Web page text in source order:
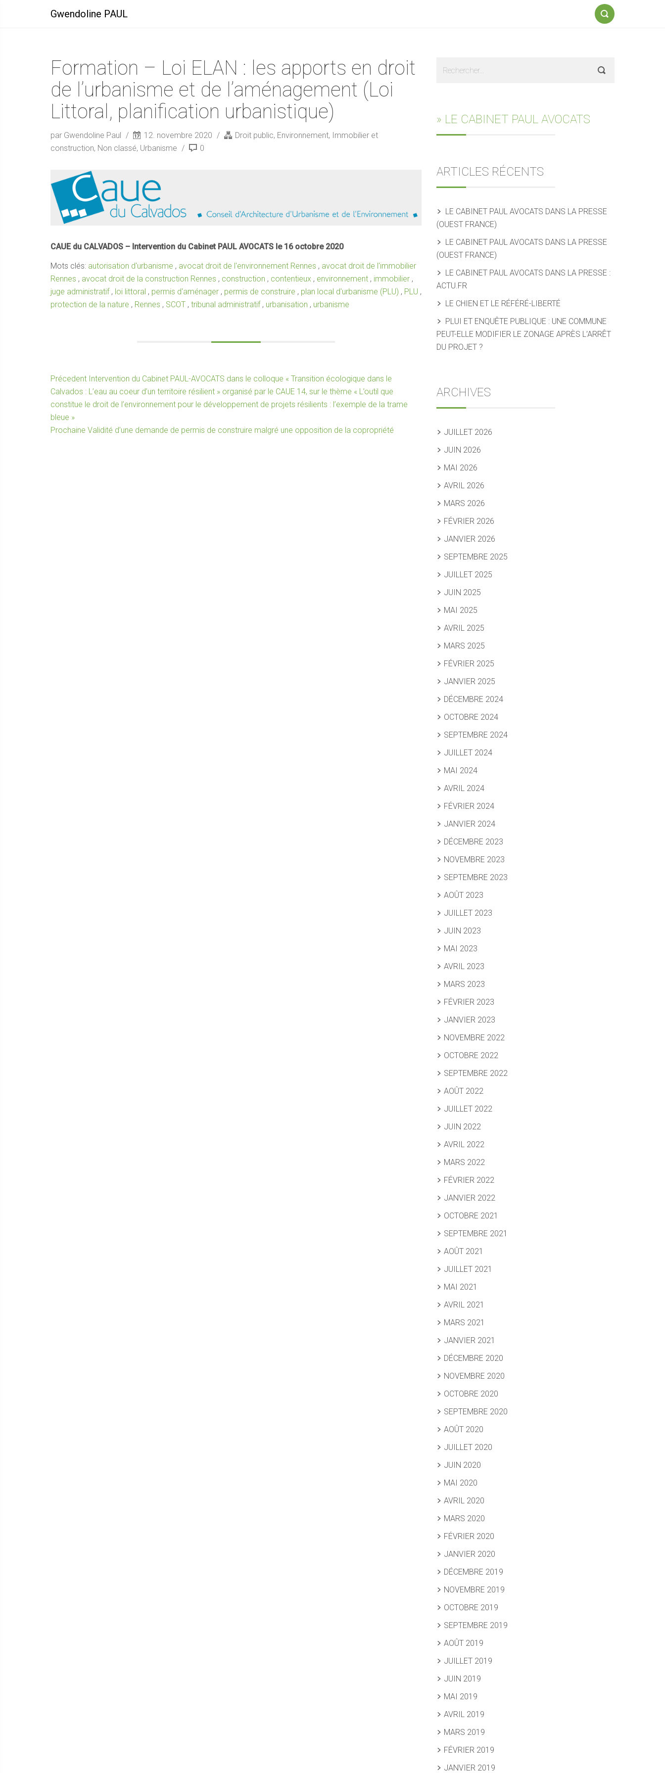
Gwendoline PAUL
Formation – Loi ELAN : les apports en droit
de l’urbanisme et de l’aménagement (Loi
Littoral, planification urbanistique)
par Gwendoline Paul 12. novembre 2020 Droit public, Environnement, Immobilier et
construction, Non classé, Urbanisme 0
CAUE du CALVADOS – Intervention du Cabinet PAUL AVOCATS le 16 octobre 2020
Mots clés: autorisation d'urbanisme , avocat droit de l'environnement Rennes , avocat droit de l'immobilier
Rennes , avocat droit de la construction Rennes , construction , contentieux , environnement , immobilier ,
juge administratif, loi littoral , permis d'aménager , permis de construire , plan local d'urbanisme (PLU) , PLU ,
protection de la nature , Rennes , SCOT , tribunal administratif, urbanisation , urbanisme
Navigation
de
l’article
Précedent Article
précédent :
Intervention du Cabinet PAUL-AVOCATS dans le colloque « Transition écologique dans le
Calvados : L’eau au coeur d’un territoire résilient » organisé par le CAUE 14, sur le thème « L’outil que
constitue le droit de l’environnement pour le développement de projets résilients : l’exemple de la trame
bleue »
Prochaine Article
Validité d’une demande de permis de construire malgré une opposition de la copropriété
Sidebar
» LE CABINET PAUL AVOCATS
ARTICLES RÉCENTS
LE CABINET PAUL AVOCATS DANS LA PRESSE
(OUEST FRANCE)
LE CABINET PAUL AVOCATS DANS LA PRESSE
(OUEST FRANCE)
LE CABINET PAUL AVOCATS DANS LA PRESSE :
ACTU.FR
LE CHIEN ET LE RÉFÉRÉ-LIBERTÉ
PLUI ET ENQUÊTE PUBLIQUE : UNE COMMUNE
PEUT-ELLE MODIFIER LE ZONAGE APRÈS L’ARRÊT
DU PROJET ?
ARCHIVES
JUILLET 2026
JUIN 2026
MAI 2026
AVRIL 2026
MARS 2026
FÉVRIER 2026
JANVIER 2026
SEPTEMBRE 2025
JUILLET 2025
JUIN 2025
MAI 2025
AVRIL 2025
MARS 2025
FÉVRIER 2025
JANVIER 2025
DÉCEMBRE 2024
OCTOBRE 2024
SEPTEMBRE 2024
JUILLET 2024
MAI 2024
AVRIL 2024
FÉVRIER 2024
JANVIER 2024
DÉCEMBRE 2023
NOVEMBRE 2023
SEPTEMBRE 2023
AOÛT 2023
JUILLET 2023
JUIN 2023
MAI 2023
AVRIL 2023
MARS 2023
FÉVRIER 2023
JANVIER 2023
NOVEMBRE 2022
OCTOBRE 2022
SEPTEMBRE 2022
AOÛT 2022
JUILLET 2022
JUIN 2022
AVRIL 2022
MARS 2022
FÉVRIER 2022
JANVIER 2022
OCTOBRE 2021
SEPTEMBRE 2021
AOÛT 2021
JUILLET 2021
MAI 2021
AVRIL 2021
MARS 2021
JANVIER 2021
DÉCEMBRE 2020
NOVEMBRE 2020
OCTOBRE 2020
SEPTEMBRE 2020
AOÛT 2020
JUILLET 2020
JUIN 2020
MAI 2020
AVRIL 2020
MARS 2020
FÉVRIER 2020
JANVIER 2020
DÉCEMBRE 2019
NOVEMBRE 2019
OCTOBRE 2019
SEPTEMBRE 2019
AOÛT 2019
JUILLET 2019
JUIN 2019
MAI 2019
AVRIL 2019
MARS 2019
FÉVRIER 2019
JANVIER 2019